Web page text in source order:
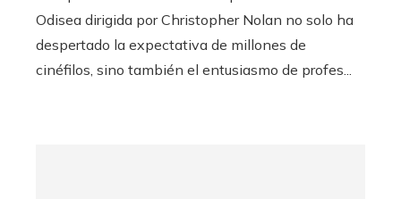
Odisea dirigida por Christopher Nolan no solo ha
despertado la expectativa de millones de
cinéfilos, sino también el entusiasmo de profes...